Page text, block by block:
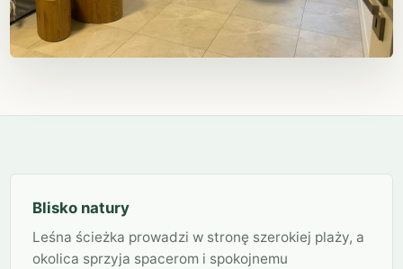
Blisko natury
Leśna ścieżka prowadzi w stronę szerokiej plaży, a
okolica sprzyja spacerom i spokojnemu